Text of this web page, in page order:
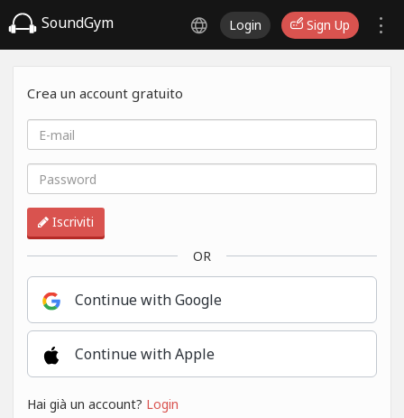
SoundGym Login Sign Up
Crea un account gratuito
Iscriviti
OR
Continue with Google
Continue with Apple
Hai già un account? Login